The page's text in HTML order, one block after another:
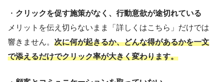
・ クリックを促す施策がなく、行動意欲が途切れている
メリットを伝え切らないまま「詳しくはこちら」だけでは
響きません。 次に何が起きるか、どんな得があるかを一文
で添えるだけでクリック率が大きく変わります。